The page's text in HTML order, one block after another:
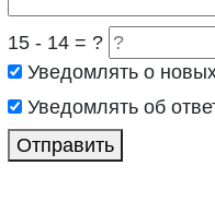
15 - 14 = ?
Уведомлять о
Уведомлять об
Отправить